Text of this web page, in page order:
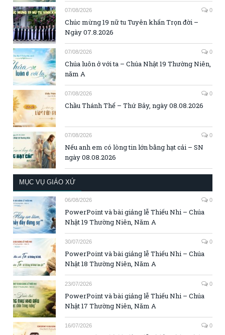
07/08/2026 0
Chúc mừng 19 nữ tu Tuyên khấn Trọn đời –
Ngày 07.8.2026
07/08/2026 0
Chúa luôn ở với ta – Chúa Nhật 19 Thường Niên,
năm A
07/08/2026 0
Chầu Thánh Thể – Thứ Bảy, ngày 08.08.2026
07/08/2026 0
Nếu anh em có lòng tin lớn bằng hạt cải – SN
ngày 08.08.2026
MỤC VỤ GIÁO XỨ
06/08/2026 0
PowerPoint và bài giảng lễ Thiếu Nhi – Chúa
Nhật 19 Thường Niên, Năm A
30/07/2026 0
PowerPoint và bài giảng lễ Thiếu Nhi – Chúa
Nhật 18 Thường Niên, Năm A
23/07/2026 0
PowerPoint và bài giảng lễ Thiếu Nhi – Chúa
Nhật 17 Thường Niên, Năm A
16/07/2026 0